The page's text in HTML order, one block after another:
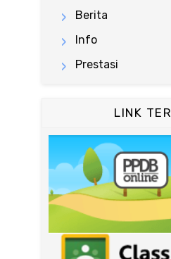
Berita
Info
Prestasi
LINK